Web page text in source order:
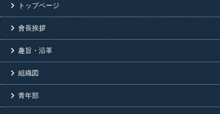
トップページ
會長挨拶
趣旨・沿革
組織図
青年部